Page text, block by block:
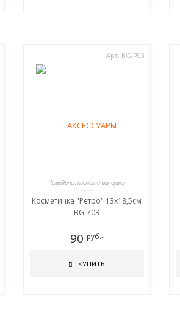
Арт. BG-703
Чемоданы, косметички, сумки
Косметичка "Ретро" 13х18,5см
BG-703
90 руб.-
КУПИТЬ